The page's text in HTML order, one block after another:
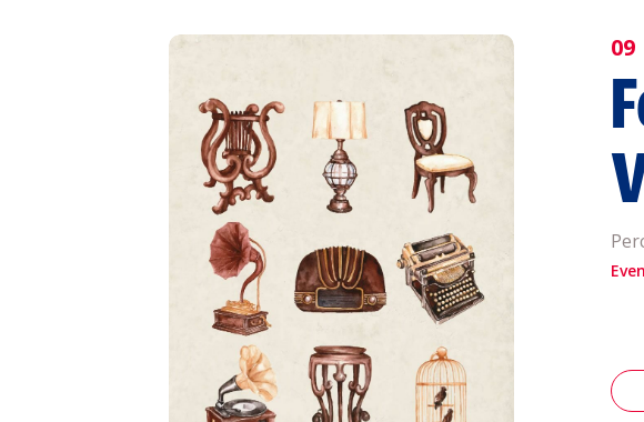
Agenda
Sobre
Promotores
09
Gravar